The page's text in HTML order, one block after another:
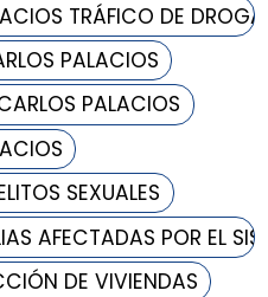
TRÁFICO DE DROGA
PALACIOS
PALACIOS
SEXUALES
AFECTADAS POR EL
DE VIVIENDAS